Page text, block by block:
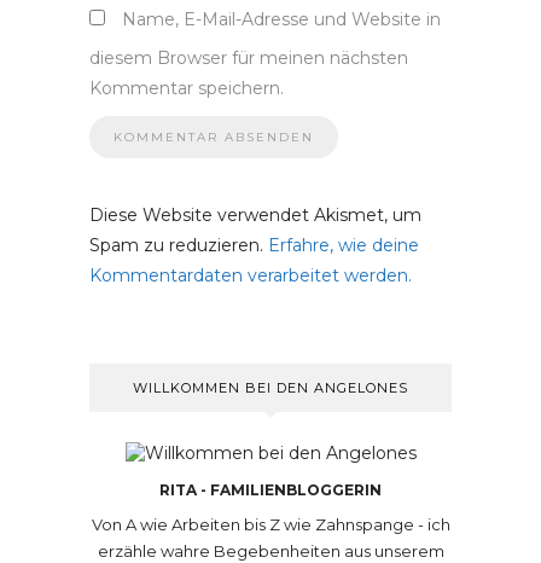
Name, E-Mail-Adresse und Website in
diesem Browser für meinen nächsten
Kommentar speichern.
Diese Website verwendet Akismet, um
Spam zu reduzieren. Erfahre, wie deine
Kommentardaten verarbeitet werden.
WILLKOMMEN BEI DEN ANGELONES
RITA - FAMILIENBLOGGERIN
Von A wie Arbeiten bis Z wie Zahnspange - ich
erzähle wahre Begebenheiten aus unserem